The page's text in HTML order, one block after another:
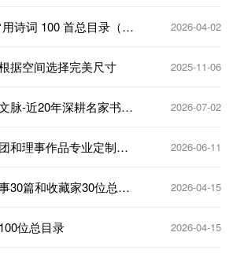
诗词 100 首总目录（创
2026-04-02
据空间选择完美尺寸 2025-11-06
脉-近20年深耕名家书法
2026-07-02
和理事作品专业定制中
2026-06-11
30篇和收藏家30位总目
2026-04-15
位总目录 2026-04-15